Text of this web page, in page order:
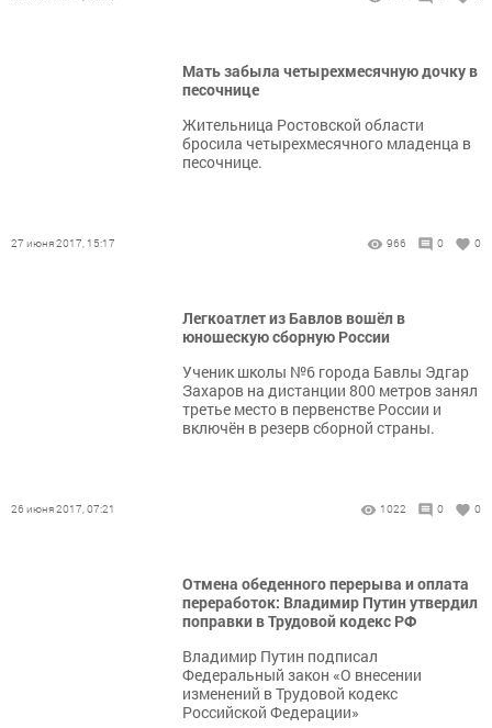
Мать забыла четырехмесячную дочку в
песочнице
Жительница Ростовской области
бросила четырехмесячного младенца в
песочнице.
27 июня 2017, 15:17 966 0 0
Легкоатлет из Бавлов вошёл в
юношескую сборную России
Ученик школы №6 города Бавлы Эдгар
Захаров на дистанции 800 метров занял
третье место в первенстве России и
включён в резерв сборной страны.
26 июня 2017, 07:21 1022 0 0
Отмена обеденного перерыва и оплата
переработок: Владимир Путин утвердил
поправки в Трудовой кодекс РФ
Владимир Путин подписал
Федеральный закон «О внесении
изменений в Трудовой кодекс
Российской Федерации»